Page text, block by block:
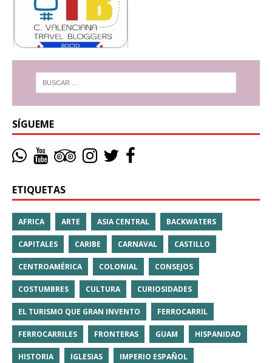
SÍGUEME
ETIQUETAS
AFRICA ARTE ASIA CENTRAL BACKWATERS
CAPITALES CARIBE CARNAVAL CASTILLO
CENTROAMÉRICA COLONIAL CONSEJOS
COSTUMBRES CULTURA CURIOSIDADES
EL TURISMO QUE GRAN INVENTO FERROCARRIL
FERROCARRILES FRONTERAS GUAM HISPANIDAD
HISTORIA IGLESIAS IMPERIO ESPAÑOL